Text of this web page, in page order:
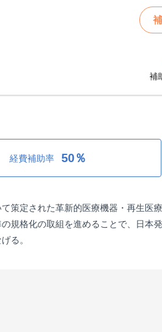
補
（国際標準規格化推
経費補助率 50％
策定された革新的医療機器・再生医療
規格化の取組を進めることで、日本発
る。